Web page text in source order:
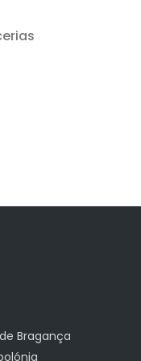
Bragança